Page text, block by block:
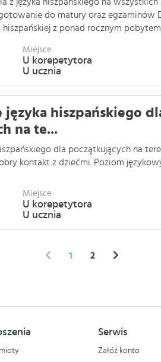
do matury oraz egzaminów
z ponad rocznym pobytem
Miejsce
U korepetytora
U ucznia
języka hiszpańskiego
na te...
dla początkujących na
kontakt z dziećmi. Poziom językowy
Miejsce
U korepetytora
U ucznia
1 2
Serwis
Załóż konto